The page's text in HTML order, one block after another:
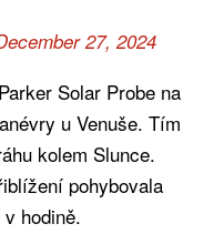
27, 2024
Solar Probe na
u Venuše. Tím
kolem Slunce.
pohybovala
hodině.